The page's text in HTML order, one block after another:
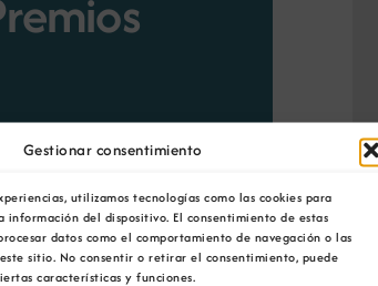
Gestionar consentimiento
utilizamos tecnologías como las cookies para
información del dispositivo. El consentimiento de estas
datos como el comportamiento de navegación o las
sitio. No consentir o retirar el consentimiento, puede
características y funciones.